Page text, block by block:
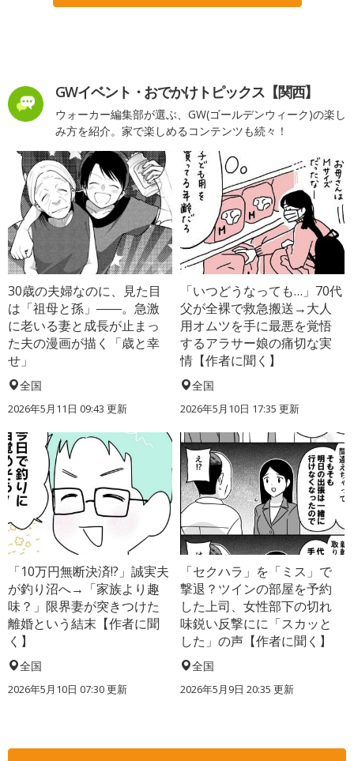
GWイベント・おでかけトピックス【関西】
ウォーカー編集部が選ぶ、GW(ゴールデンウィーク)の楽し
み方を紹介。家で楽しめるコンテンツも続々！
30歳の夫婦なのに、見た目
は「祖母と孫」――。急激
に老いる妻と成長が止まっ
た夫の漫画が描く「歳と幸
せ」
全国
2026年5月11日 09:43 更新
「いつどうなっても…」70代
父が全裸で救急搬送→大人
用オムツを手に最悪を覚悟
するアラサー娘の痛切な実
情【作者に聞く】
全国
2026年5月10日 17:35 更新
「10万円無断決済!?」誠実夫
が釣り沼へ→「家族より趣
味？」限界妻が突きつけた
離婚という結末【作者に聞
く】
全国
2026年5月10日 07:30 更新
「セクハラ」を「ミス」で
撃退？ツインの部屋を予約
した上司、女性部下の切れ
味鋭い反撃にに「スカッと
した」の声【作者に聞く】
全国
2026年5月9日 20:35 更新